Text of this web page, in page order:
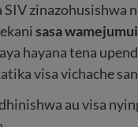
zinazohusishwa
sasa
hayana tena
visa vichache
au visa